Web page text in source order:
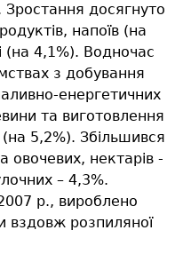
Зростання досягнуто
напоїв (на
(на 4,1%). Водночас
з добування
енергетичних
та виготовлення
(на 5,2%). Збільшився
овочевих, нектарів -
– 4,3%.
р., вироблено
вздовж розпиляної